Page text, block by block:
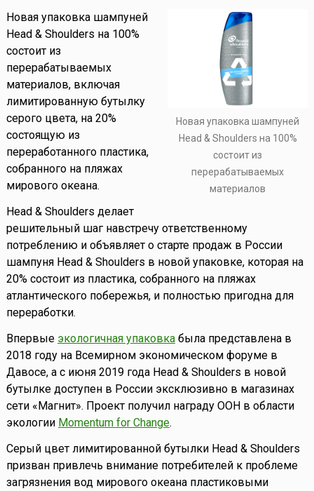
Новая упаковка шампуней
Head & Shoulders на 100%
состоит из
перерабатываемых
материалов
Новая упаковка шампуней
Head & Shoulders на 100%
состоит из
перерабатываемых
материалов, включая
лимитированную бутылку
серого цвета, на 20%
состоящую из
переработанного пластика,
собранного на пляжах
мирового океана.
Head & Shoulders делает
решительный шаг навстречу ответственному
потреблению и объявляет о старте продаж в России
шампуня Head & Shoulders в новой упаковке, которая на
20% состоит из пластика, собранного на пляжах
атлантического побережья, и полностью пригодна для
переработки.
Впервые экологичная упаковкабыла представлена в
2018 году на Всемирном экономическом форуме в
Давосе, а с июня 2019 года Head & Shoulders в новой
бутылке доступен в России эксклюзивно в магазинах
сети «Магнит». Проект получил награду ООН в области
экологии Momentum for Change.
Серый цвет лимитированной бутылки Head & Shoulders
призван привлечь внимание потребителей к проблеме
загрязнения вод мирового океана пластиковыми